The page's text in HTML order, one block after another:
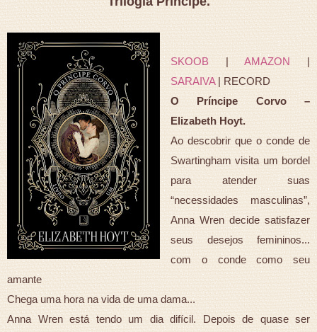
SKOOB |AMAZON|
SARAIVA| RECORD
O Príncipe Corvo –
Elizabeth Hoyt.
Ao descobrir que o conde de
Swartingham visita um bordel
para atender suas
“necessidades masculinas”,
Anna Wren decide satisfazer
seus desejos femininos...
com o conde como seu
amante
Chega uma hora na vida de uma dama...
Anna Wren está tendo um dia difícil. Depois de quase ser